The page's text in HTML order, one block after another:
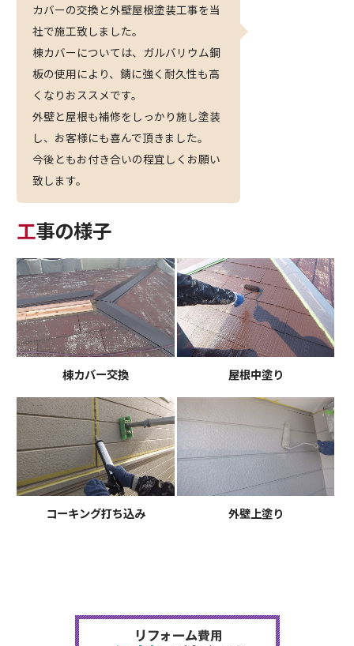
カバーの交換と外壁屋根塗装工事を当
社で施工致しました。
棟カバーについては、ガルバリウム鋼
板の使用により、錆に強く耐久性も高
くなりおススメです。
外壁と屋根も補修をしっかり施し塗装
し、お客様にも喜んで頂きました。
今後ともお付き合いの程宜しくお願い
致します。
工事の様子
棟カバー交換 屋根中塗り
コーキング打ち込み 外壁上塗り